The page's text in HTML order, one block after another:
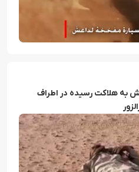
به هلاکت رسیده در اطراف